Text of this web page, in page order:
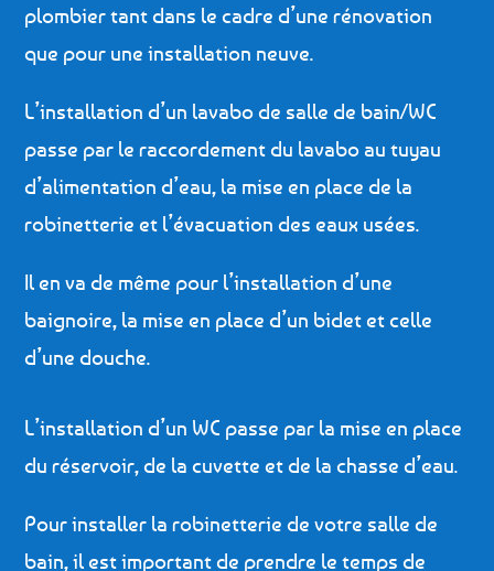
plombier tant dans le cadre d’une rénovation
que pour une installation neuve.
L’installation d’un lavabo de salle de bain/WC
passe par le raccordement du lavabo au tuyau
d’alimentation d’eau, la mise en place de la
robinetterie et l’évacuation des eaux usées.
Il en va de même pour l’installation d’une
baignoire, la mise en place d’un bidet et celle
d’une douche.
L’installation d’un WC passe par la mise en place
du réservoir, de la cuvette et de la chasse d’eau.
Pour installer la robinetterie de votre salle de
bain, il est important de prendre le temps de